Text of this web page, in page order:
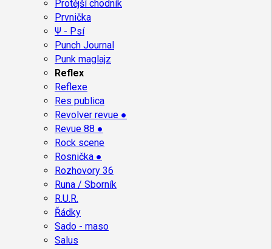
Protější chodník
Prvnička
Ψ - Psí
Punch Journal
Punk maglajz
Reflex
Reflexe
Res publica
Revolver revue ●
Revue 88 ●
Rock scene
Rosnička ●
Rozhovory 36
Runa / Sborník
R.U.R.
Řádky
Sado - maso
Salus